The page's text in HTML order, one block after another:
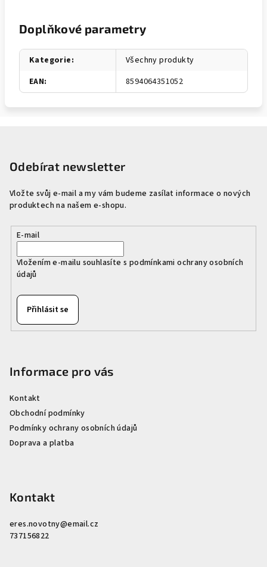
Doplňkové parametry
Kategorie:
Všechny produkty
EAN: 8594064351052
Odebírat newsletter
Vložte svůj e-mail a my vám budeme zasílat informace o nových
produktech na našem e-shopu.
E-mail
Vložením e-mailu souhlasíte s podmínkami ochrany osobních
údajů
Přihlásit se
Informace pro vás
Kontakt
Obchodní podmínky
Podmínky ochrany osobních údajů
Doprava a platba
Kontakt
eres.novotny@email.cz
737156822